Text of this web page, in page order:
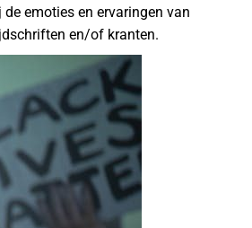
emoties en ervaringen van
en/of kranten.